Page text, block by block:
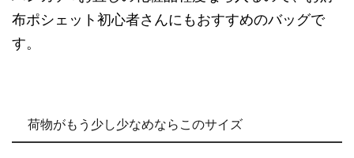
布ポシェット初心者さんにもおすすめのバッグで
す。
荷物がもう少し少なめならこのサイズ